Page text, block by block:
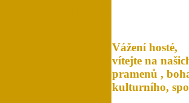
Vážení hosté,
vítejte na
pramenů ,
kulturního,